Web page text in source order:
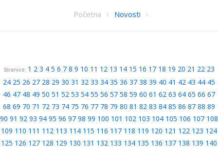
Početna Novosti
Stranice: 1 2 3 4 5 6 7 8 9 10 11 12 13 14 15 16 17 18 19 20 21 22 23
24 25 26 27 28 29 30 31 32 33 34 35 36 37 38 39 40 41 42 43 44 45
46 47 48 49 50 51 52 53 54 55 56 57 58 59 60 61 62 63 64 65 66 67
68 69 70 71 72 73 74 75 76 77 78 79 80 81 82 83 84 85 86 87 88 89
90 91 92 93 94 95 96 97 98 99 100 101 102 103 104 105 106 107 108
109 110 111 112 113 114 115 116 117 118 119 120 121 122 123 124
125 126 127 128 129 130 131 132 133 134 135 136 137 138 139 140